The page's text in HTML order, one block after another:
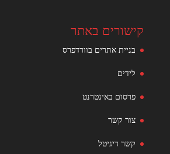
קישורים באתר
בניית אתרים בוורדפרס
לידים
פרסום באינטרנט
צור קשר
קשר דיגיטל